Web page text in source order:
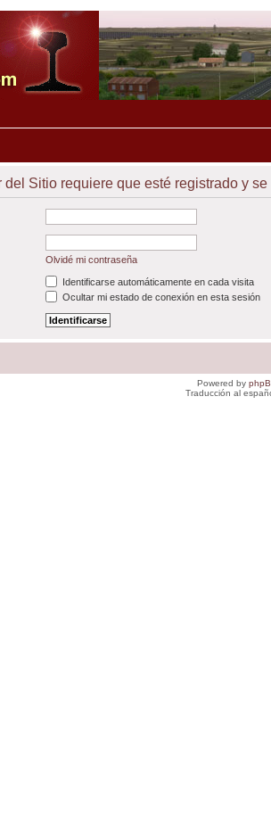
del Sitio requiere que esté registrado y
Olvidé mi contraseña
Identificarse automáticamente en cada visita
Ocultar mi estado de conexión en esta sesión
Powered by
Traducción al